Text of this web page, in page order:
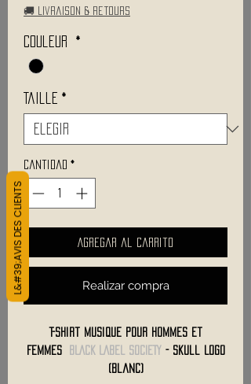
🚚 Livraison & retours
Couleur *
Taille *
Cantidad *
Agregar al carrito
Realizar compra
T-Shirt Musique Pour Hommes et
FemmesBLACK LABEL SOCIETY - Skull Logo
(Blanc)
L&#39;AVIS DES CLIENTS